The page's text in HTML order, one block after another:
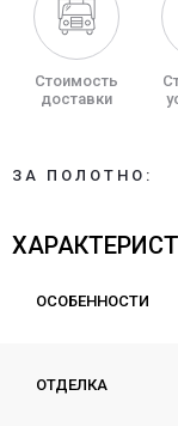
Стоимость
доставки
ЗА ПОЛОТНО:
ОСОБЕННОСТИ
ОТДЕЛКА